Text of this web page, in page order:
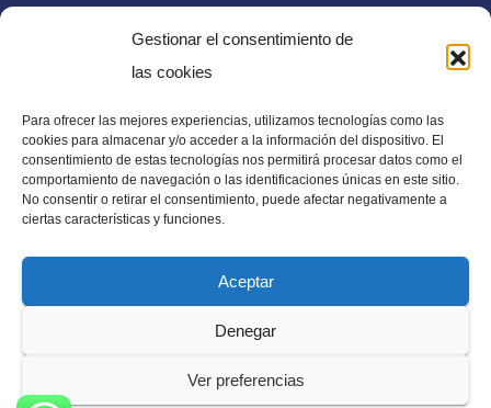
Gestionar el consentimiento de
las cookies
Para ofrecer las mejores experiencias, utilizamos tecnologías como las
cookies para almacenar y/o acceder a la información del dispositivo. El
consentimiento de estas tecnologías nos permitirá procesar datos como el
comportamiento de navegación o las identificaciones únicas en este sitio.
No consentir o retirar el consentimiento, puede afectar negativamente a
ciertas características y funciones.
Aceptar
Denegar
Ver preferencias
E-mail
diaadia.redaccion@gmail.com